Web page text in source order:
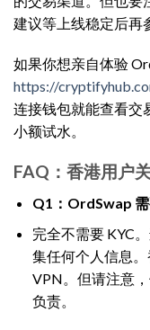
建议等上线稳定后再
如果你想亲自体验
https://
连接钱包就能查看交
小额试水。
FAQ：香港用户
Q1：OrdSwap 需
完全不需要 KYC
集任何个人信息
VPN。但请注意
负责。